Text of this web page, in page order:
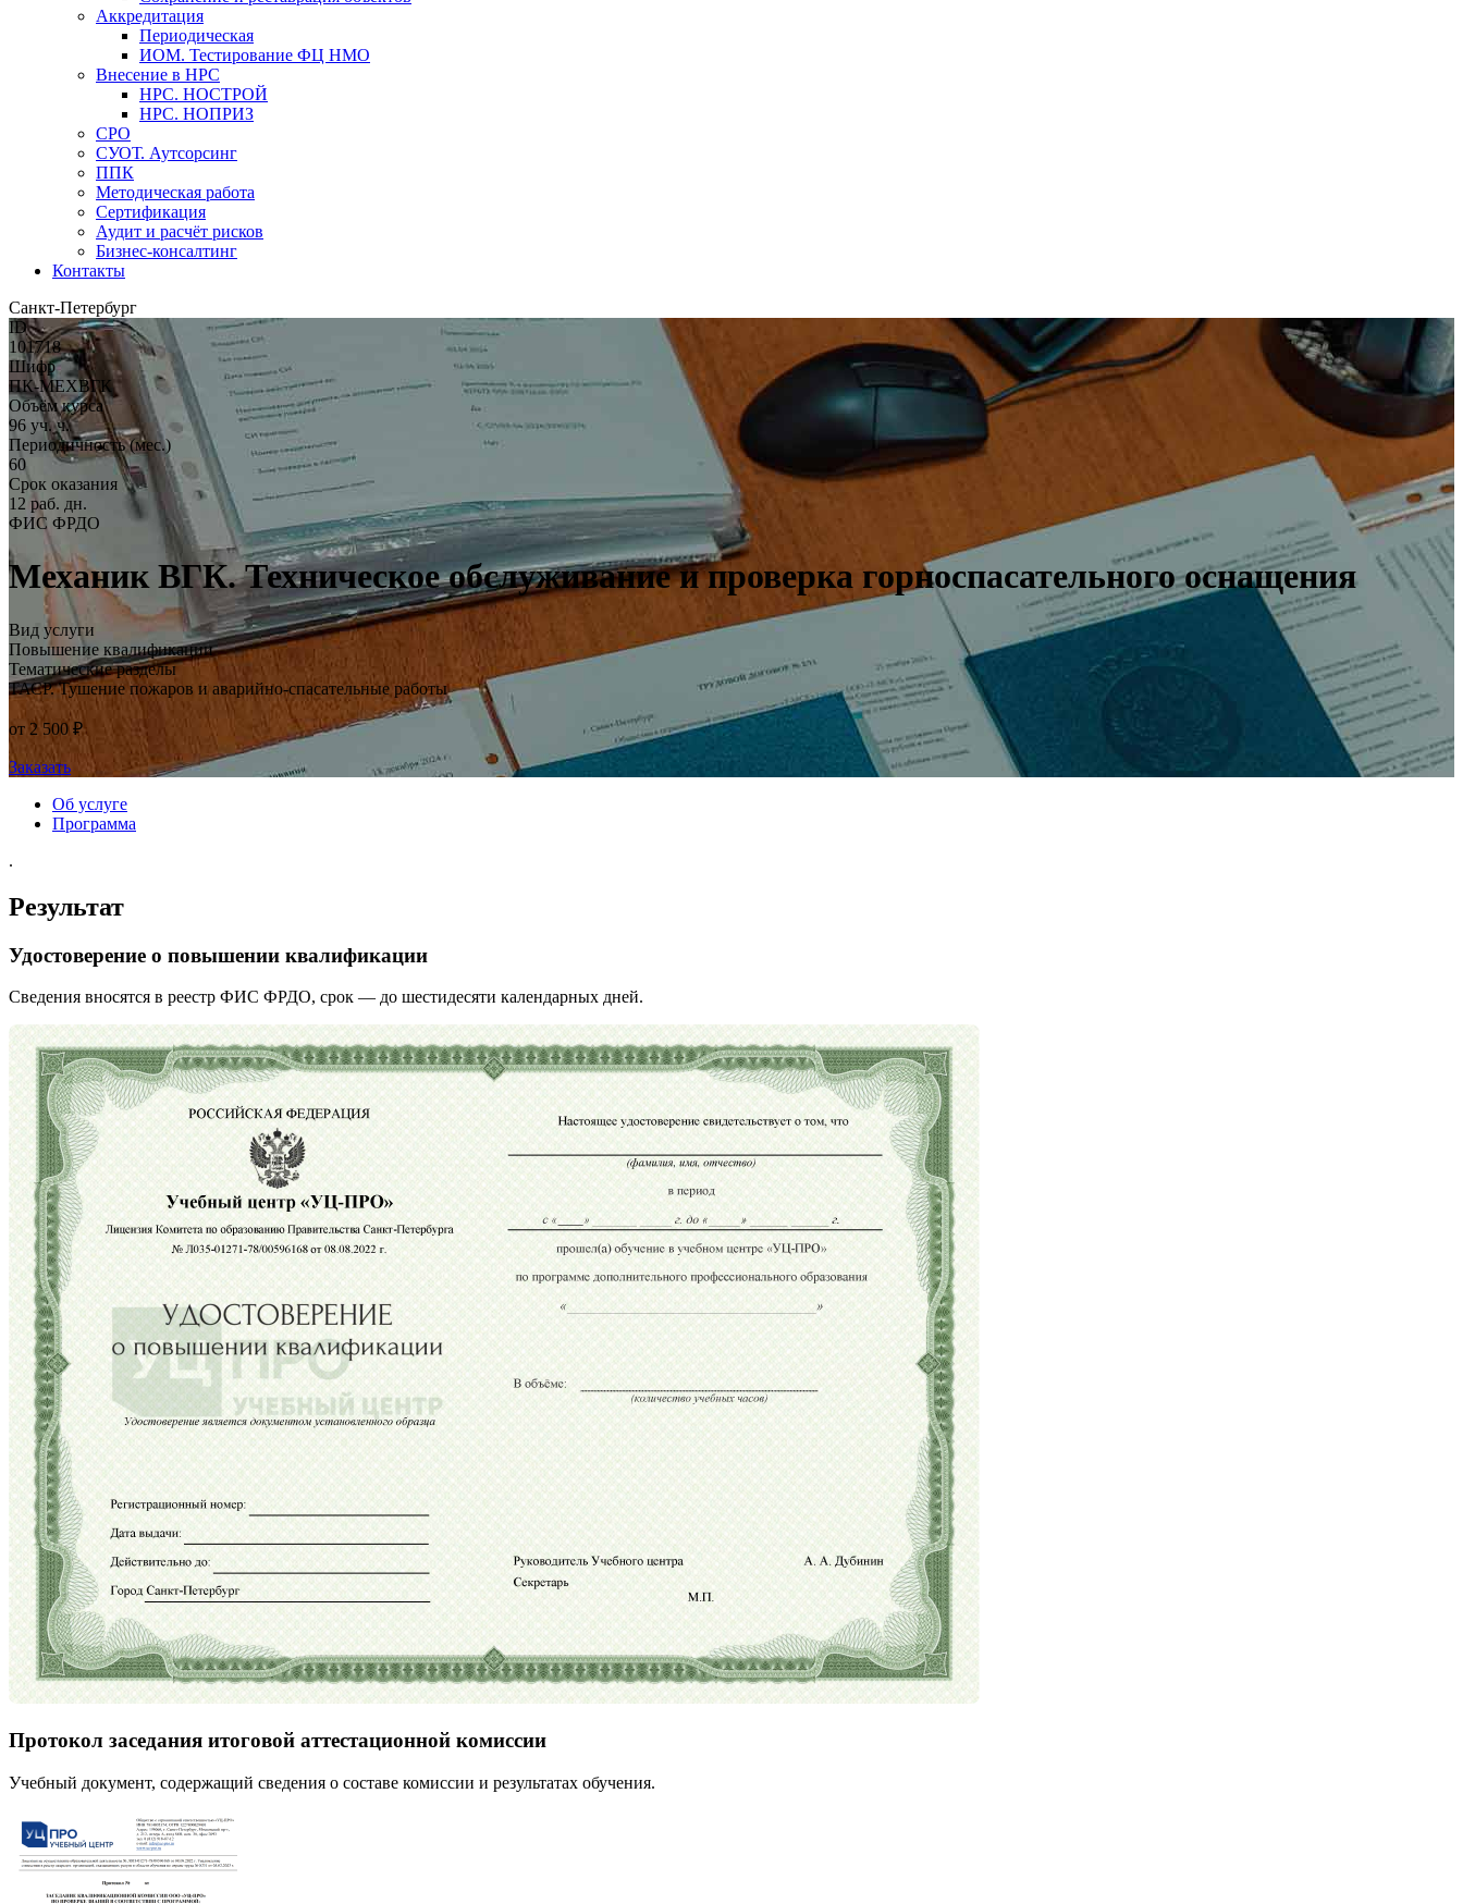
Аккредитация
Периодическая
ИОМ. Тестирование ФЦ НМО
Внесение в НРС
НРС. НОСТРОЙ
НРС. НОПРИЗ
СРО
СУОТ. Аутсорсинг
ППК
Методическая работа
Сертификация
Аудит и расчёт рисков
Бизнес-консалтинг
Контакты
Санкт-Петербург
ID
101718
Шифр
ПК-МЕХВГК
Объём курса
96 уч. ч.
Периодичность (мес.)
60
Срок оказания
12 раб. дн.
ФИС ФРДО
Механик ВГК. Техническое обслуживание и проверка горноспасательного оснащения
Вид услуги
Повышение квалификации
Тематические разделы
ТАСР. Тушение пожаров и аварийно-спасательные работы
от 2 500 ₽
Заказать
Об услуге
Программа
.
Результат
Удостоверение о повышении квалификации
Сведения вносятся в реестр ФИС ФРДО, срок — до шестидесяти календарных дней.
Протокол заседания итоговой аттестационной комиссии
Учебный документ, содержащий сведения о составе комиссии и результатах обучения.